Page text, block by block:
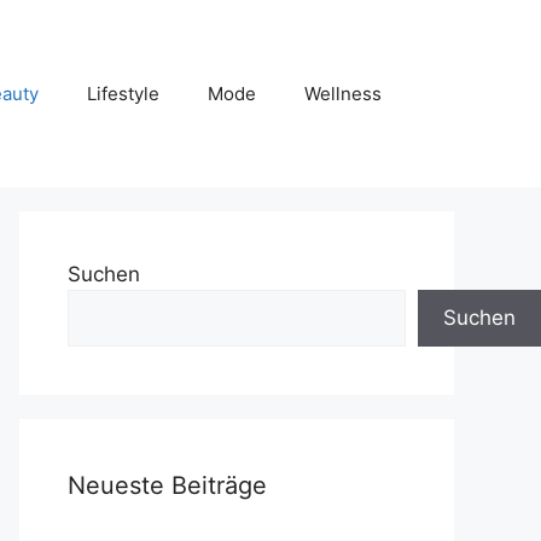
Lifestyle Mode Wellness
Suchen
Suchen
Neueste Beiträge